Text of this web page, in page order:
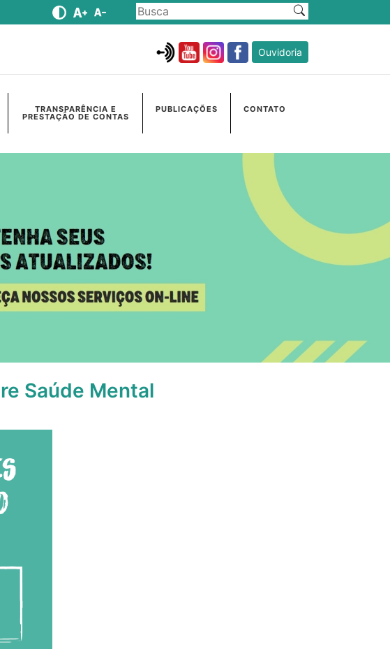
Ouvidoria
TRANSPARÊNCIA E
PRESTAÇÃO DE CONTAS
PUBLICAÇÕES CONTATO
Saúde Mental